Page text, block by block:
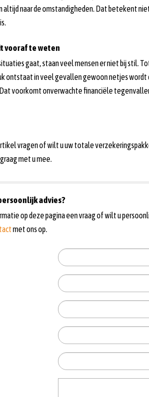
altijd naar de omstandigheden. Dat betekent
vooraf te weten
gaat, staan veel mensen er niet bij stil.
ontstaat in veel gevallen gewoon netjes wordt
voorkomt onverwachte financiële
vragen of wilt u uw totale
met u mee.
advies?
op deze pagina een vraag of wilt u
met ons op.